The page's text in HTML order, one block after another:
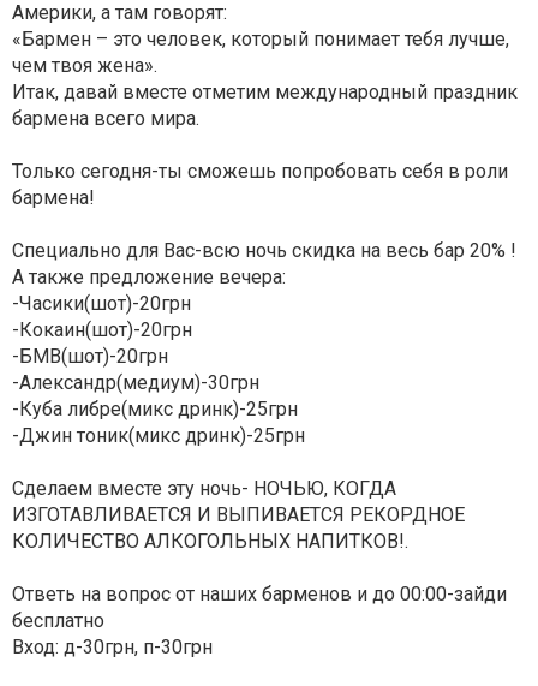
Америки, а там говорят:
«Бармен – это человек, который понимает тебя лучше,
чем твоя жена».
Итак, давай вместе отметим международный праздник
бармена всего мира.
Только сегодня-ты сможешь попробовать себя в роли
бармена!
Специально для Вас-всю ночь скидка на весь бар 20% !
А также предложение вечера:
-Часики(шот)-20грн
-Кокаин(шот)-20грн
-БМВ(шот)-20грн
-Александр(медиум)-30грн
-Куба либре(микс дринк)-25грн
-Джин тоник(микс дринк)-25грн
Сделаем вместе эту ночь- НОЧЬЮ, КОГДА
ИЗГОТАВЛИВАЕТСЯ И ВЫПИВАЕТСЯ РЕКОРДНОЕ
КОЛИЧЕСТВО АЛКОГОЛЬНЫХ НАПИТКОВ!.
Ответь на вопрос от наших барменов и до 00:00-зайди
бесплатно
Вход: д-30грн, п-30грн